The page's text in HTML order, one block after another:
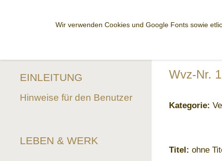
Wir verwenden Cookies und Google Fonts sowie
EINLEITUNG
Hinweise für den Benutzer
LEBEN & WERK
Wvz-Nr.
Kategorie:
Titel: ohne